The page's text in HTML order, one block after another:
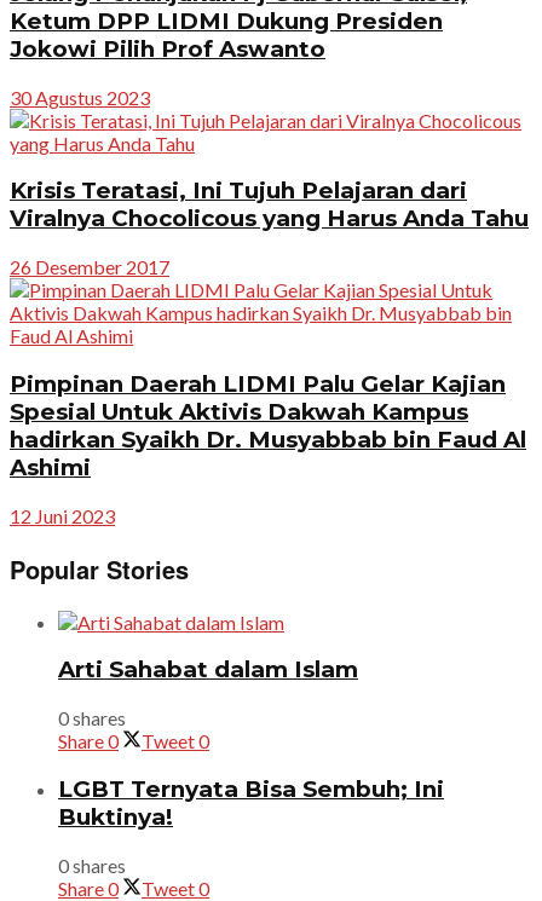
Ketum DPP LIDMI Dukung Presiden
Jokowi Pilih Prof Aswanto
30 Agustus 2023
Krisis Teratasi, Ini Tujuh Pelajaran dari
Viralnya Chocolicous yang Harus Anda Tahu
26 Desember 2017
Pimpinan Daerah LIDMI Palu Gelar Kajian
Spesial Untuk Aktivis Dakwah Kampus
hadirkan Syaikh Dr. Musyabbab bin Faud Al
Ashimi
12 Juni 2023
Popular Stories
Arti Sahabat dalam Islam
0 shares
Share0 Tweet0
LGBT Ternyata Bisa Sembuh; Ini
Buktinya!
0 shares
Share0 Tweet0